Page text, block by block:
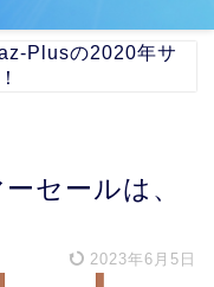
Plusの2020年サ
セールは、
2023年6月5日